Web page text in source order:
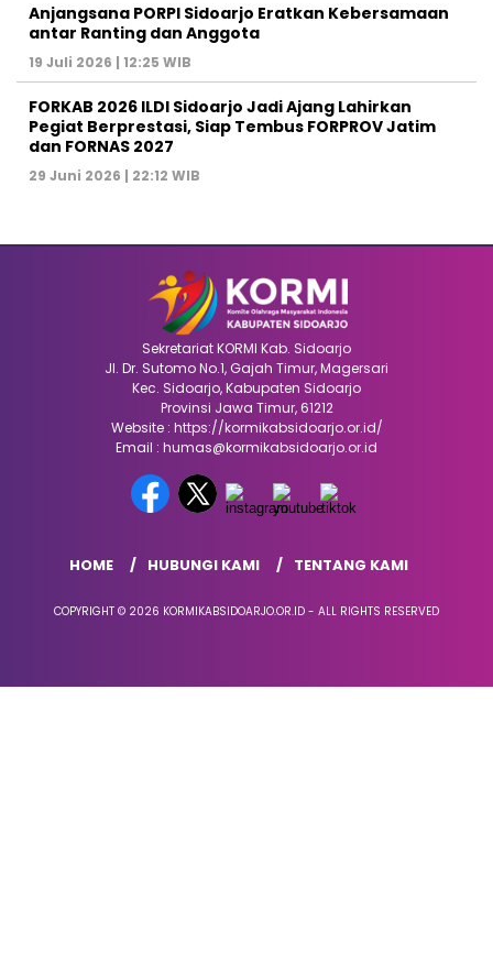
Anjangsana PORPI Sidoarjo Eratkan Kebersamaan
antar Ranting dan Anggota
19 Juli 2026 | 12:25 WIB
FORKAB 2026 ILDI Sidoarjo Jadi Ajang Lahirkan
Pegiat Berprestasi, Siap Tembus FORPROV Jatim
dan FORNAS 2027
29 Juni 2026 | 22:12 WIB
Sekretariat KORMI Kab. Sidoarjo
Jl. Dr. Sutomo No.1, Gajah Timur, Magersari
Kec. Sidoarjo, Kabupaten Sidoarjo
Provinsi Jawa Timur, 61212
Website : https://kormikabsidoarjo.or.id/
Email : humas@kormikabsidoarjo.or.id
HOME HUBUNGI KAMI TENTANG KAMI
COPYRIGHT © 2026 KORMIKABSIDOARJO.OR.ID - ALL RIGHTS RESERVED